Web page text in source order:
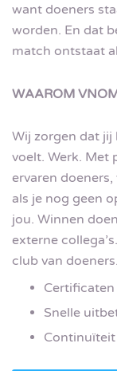
want doeners
worden. En dat
match ontstaat
WAAROM
Wij zorgen dat jij
voelt. Werk. Met
ervaren
als je nog geen
jou. Winnen
externe
club van
Certificaten
Snelle
Continuïteit